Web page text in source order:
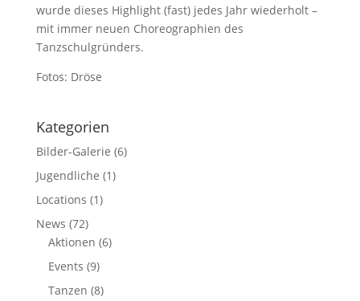
wurde dieses Highlight (fast) jedes Jahr wiederholt –
mit immer neuen Choreographien des
Tanzschulgründers.
Fotos: Dröse
Kategorien
Bilder-Galerie (6)
Jugendliche (1)
Locations (1)
News (72)
Aktionen (6)
Events (9)
Tanzen (8)